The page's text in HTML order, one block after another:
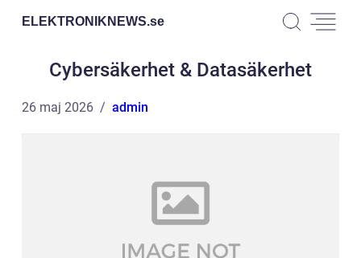
ELEKTRONIKNEWS.se
Cybersäkerhet & Datasäkerhet
26 maj 2026 admin